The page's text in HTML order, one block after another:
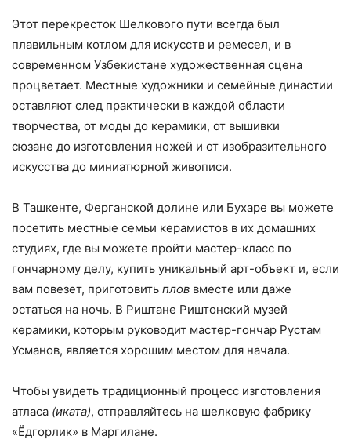
Этот перекресток Шелкового пути всегда был
плавильным котлом для искусств и ремесел, и в
современном Узбекистане художественная сцена
процветает. Местные художники и семейные династии
оставляют след практически в каждой области
творчества, от моды до керамики, от вышивки
сюзане до изготовления ножей и от изобразительного
искусства до миниатюрной живописи.
В Ташкенте, Ферганской долине или Бухаре вы можете
посетить местные семьи керамистов в их домашних
студиях, где вы можете пройти мастер-класс по
гончарному делу, купить уникальный арт-объект и, если
вам повезет, приготовить плов вместе или даже
остаться на ночь. В Риштане Риштонский музей
керамики, которым руководит мастер-гончар Рустам
Усманов, является хорошим местом для начала.
Чтобы увидеть традиционный процесс изготовления
атласа (иката), отправляйтесь на шелковую фабрику
«Ёдгорлик» в Маргилане.